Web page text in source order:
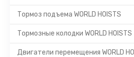
Тормоз подъема WORLD HOISTS
Тормозные колодки WORLD HOISTS
Двигатели перемещения WORLD